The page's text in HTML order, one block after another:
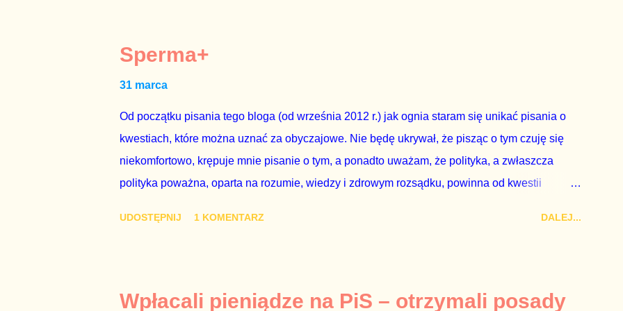
tego referendum nie chce – ani partia rządząca, ani partie opozycyjne. Jeśli w siedzibie PiS
zapadnie decyzja, aby głosować zgodnie z wolą Dudy, obowiązkiem każdego przyzwoitego
człowieka i szanującego podstawowe reguły demokraty jest takie referendum zbojkotować. W
procedurze zmiany Konstytu...
Sperma+
31 marca
Od początku pisania tego bloga (od września 2012 r.) jak ognia staram się unikać pisania o
kwestiach, które można uznać za obyczajowe. Nie będę ukrywał, że pisząc o tym czuję się
niekomfortowo, krępuje mnie pisanie o tym, a ponadto uważam, że polityka, a zwłaszcza
polityka poważna, oparta na rozumie, wiedzy i zdrowym rozsądku, powinna od kwestii
prawdziwe – zagrażają interesowi publicznemu całego państwa. Zastrzeżenie „jeśli są
UDOSTĘPNIJ 1 KOMENTARZ DALEJ...
Wpłacali pieniądze na PiS – otrzymali posady